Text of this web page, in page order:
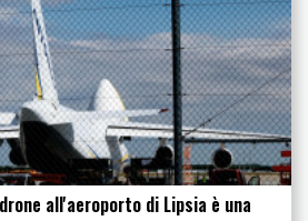
all'aeroporto di Lipsia è una